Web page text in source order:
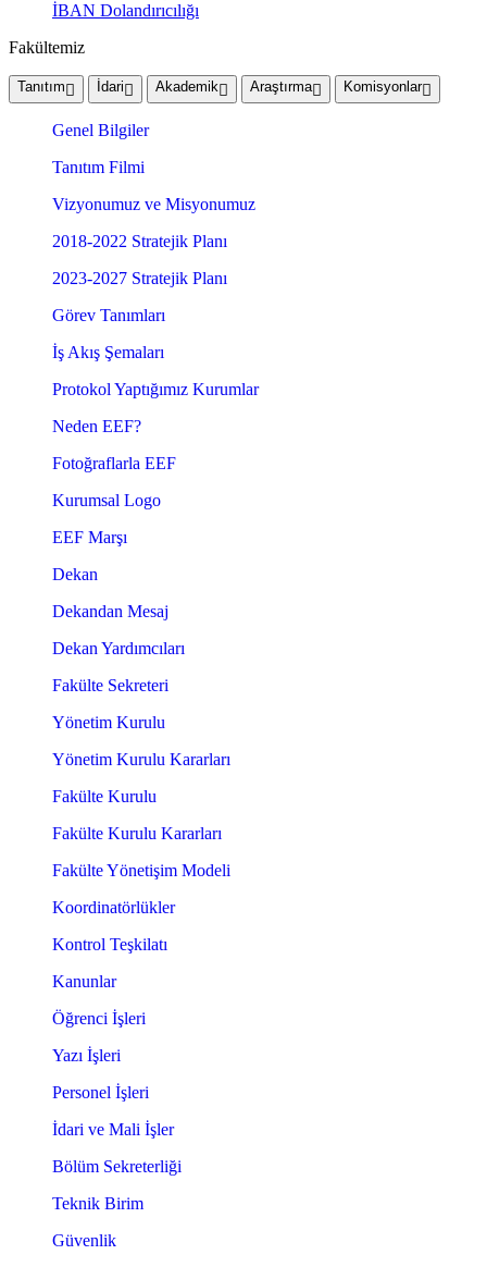
İBAN Dolandırıcılığı
Fakültemiz
Tanıtım İdari Akademik Araştırma Komisyonlar
Genel Bilgiler
Tanıtım Filmi
Vizyonumuz ve Misyonumuz
2018-2022 Stratejik Planı
2023-2027 Stratejik Planı
Görev Tanımları
İş Akış Şemaları
Protokol Yaptığımız Kurumlar
Neden EEF?
Fotoğraflarla EEF
Kurumsal Logo
EEF Marşı
Dekan
Dekandan Mesaj
Dekan Yardımcıları
Fakülte Sekreteri
Yönetim Kurulu
Yönetim Kurulu Kararları
Fakülte Kurulu
Fakülte Kurulu Kararları
Fakülte Yönetişim Modeli
Koordinatörlükler
Kontrol Teşkilatı
Kanunlar
Öğrenci İşleri
Yazı İşleri
Personel İşleri
İdari ve Mali İşler
Bölüm Sekreterliği
Teknik Birim
Güvenlik